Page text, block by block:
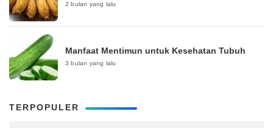
2 bulan yang lalu
Manfaat Mentimun untuk Kesehatan Tubuh
3 bulan yang lalu
TERPOPULER